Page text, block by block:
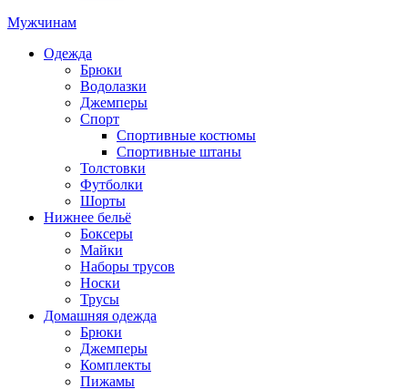
Мужчинам
Одежда
Брюки
Водолазки
Джемперы
Спорт
Спортивные костюмы
Спортивные штаны
Толстовки
Футболки
Шорты
Нижнее бельё
Боксеры
Майки
Наборы трусов
Носки
Трусы
Домашняя одежда
Брюки
Джемперы
Комплекты
Пижамы